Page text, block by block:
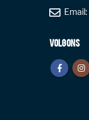
Email:
VOLG ONS